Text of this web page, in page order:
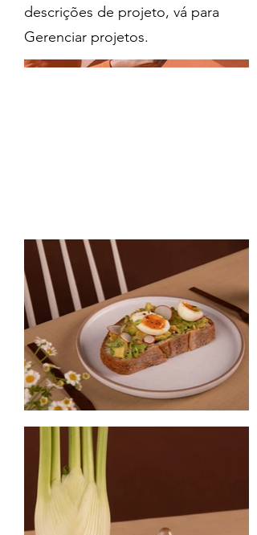
descrições de projeto, vá para
Gerenciar projetos.